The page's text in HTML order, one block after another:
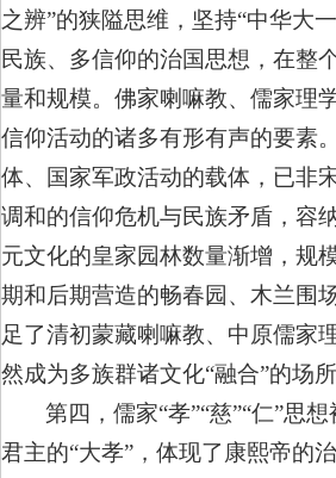
之辨”的狭隘思维，坚持“中华大
民族、多信仰的治国思想，在整
量和规模。佛家喇嘛教、儒家理
信仰活动的诸多有形有声的要素
体、国家军政活动的载体，已非
调和的信仰危机与民族矛盾，容
元文化的皇家园林数量渐增，规
期和后期营造的畅春园、木兰围
足了清初蒙藏喇嘛教、中原儒家
然成为多族群诸文化“融合”的场所
第四，儒家“孝”“慈”“仁”思
君主的“大孝”，体现了康熙帝的